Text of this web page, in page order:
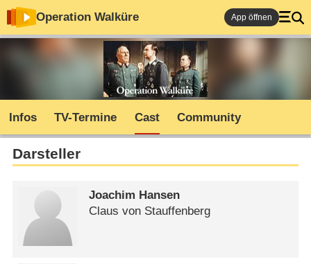
Operation Walküre App öffnen
Infos TV-Termine Cast Community
Darsteller
Joachim Hansen
Claus von Stauffenberg